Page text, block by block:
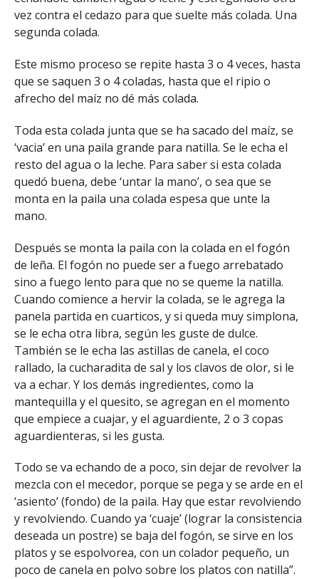
vez contra el cedazo para que suelte más colada. Una
segunda colada.
Este mismo proceso se repite hasta 3 o 4 veces, hasta
que se saquen 3 o 4 coladas, hasta que el ripio o
afrecho del maíz no dé más colada.
Toda esta colada junta que se ha sacado del maíz, se
‘vacia’ en una paila grande para natilla. Se le echa el
resto del agua o la leche. Para saber si esta colada
quedó buena, debe ‘untar la mano’, o sea que se
monta en la paila una colada espesa que unte la
mano.
Después se monta la paila con la colada en el fogón
de leña. El fogón no puede ser a fuego arrebatado
sino a fuego lento para que no se queme la natilla.
Cuando comience a hervir la colada, se le agrega la
panela partida en cuarticos, y si queda muy simplona,
se le echa otra libra, según les guste de dulce.
También se le echa las astillas de canela, el coco
rallado, la cucharadita de sal y los clavos de olor, si le
va a echar. Y los demás ingredientes, como la
mantequilla y el quesito, se agregan en el momento
que empiece a cuajar, y el aguardiente, 2 o 3 copas
aguardienteras, si les gusta.
Todo se va echando de a poco, sin dejar de revolver la
mezcla con el mecedor, porque se pega y se arde en el
‘asiento’ (fondo) de la paila. Hay que estar revolviendo
y revolviendo. Cuando ya ‘cuaje’ (lograr la consistencia
deseada un postre) se baja del fogón, se sirve en los
platos y se espolvorea, con un colador pequeño, un
poco de canela en polvo sobre los platos con natilla”.